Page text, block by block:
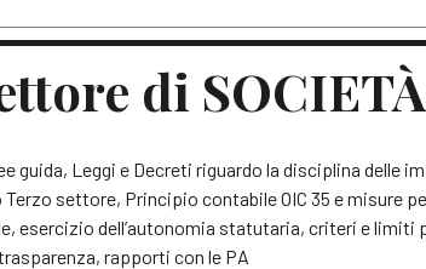
Articoli
di SOCIETÀ
guida, Leggi e Decreti riguardo la disciplina delle
settore, Principio contabile OIC 35 e misure
esercizio dell’autonomia statutaria, criteri e
rapporti con le PA